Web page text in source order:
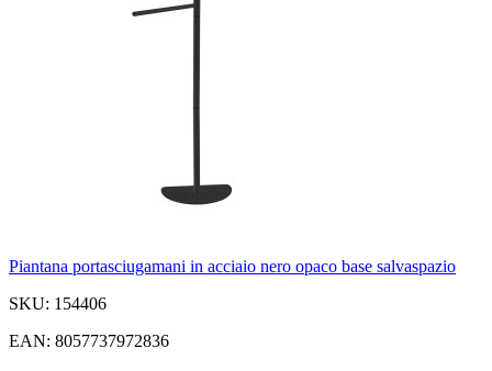
Piantana portasciugamani in acciaio nero opaco base salvaspazio
SKU: 154406
EAN: 8057737972836